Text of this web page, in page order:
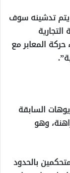
يتم تدشينه سوف
حركة المعابر مع
السابقة
وهو
بالحدود